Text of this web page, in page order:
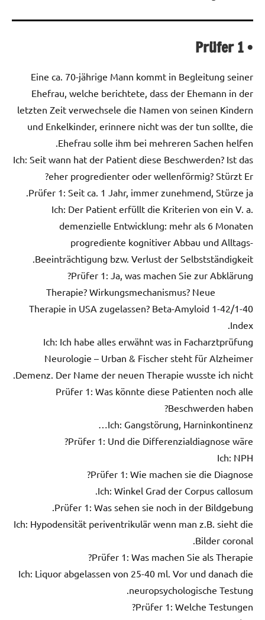
•
Prüfer 1
Eine ca. 70-jährige Mann kommt in Begleitung seiner
Ehefrau, welche berichtete, dass der Ehemann in der
letzten Zeit verwechsele die Namen von seinen Kindern
und Enkelkinder, erinnere nicht was der tun sollte, die
Ehefrau solle ihm bei mehreren Sachen helfen.
Ich: Seit wann hat der Patient diese Beschwerden? Ist das
eher progredienter oder wellenförmig? Stürzt Er?
Prüfer 1: Seit ca. 1 Jahr, immer zunehmend, Stürze ja.
Ich: Der Patient erfüllt die Kriterien von ein V. a.
demenzielle Entwicklung: mehr als 6 Monaten
progrediente kognitiver Abbau und Alltags-
Beeinträchtigung bzw. Verlust der Selbstständigkeit.
Prüfer 1: Ja, was machen Sie zur Abklärung?
Therapie? Wirkungsmechanismus? Neue
Therapie in USA zugelassen? Beta-Amyloid 1-42/1-40
Index.
Ich: Ich habe alles erwähnt was in Facharztprüfung
Neurologie – Urban & Fischer steht für Alzheimer
Demenz. Der Name der neuen Therapie wusste ich nicht.
Prüfer 1: Was könnte diese Patienten noch alle
Beschwerden haben?
Ich: Gangstörung, Harninkontinenz…
Prüfer 1: Und die Differenzialdiagnose wäre?
Ich: NPH
Prüfer 1: Wie machen sie die Diagnose?
Ich: Winkel Grad der Corpus callosum.
Prüfer 1: Was sehen sie noch in der Bildgebung.
Ich: Hypodensität periventrikulär wenn man z.B. sieht die
Bilder coronal.
Prüfer 1: Was machen Sie als Therapie?
Ich: Liquor abgelassen von 25-40 ml. Vor und danach die
neuropsychologische Testung.
Prüfer 1: Welche Testungen?